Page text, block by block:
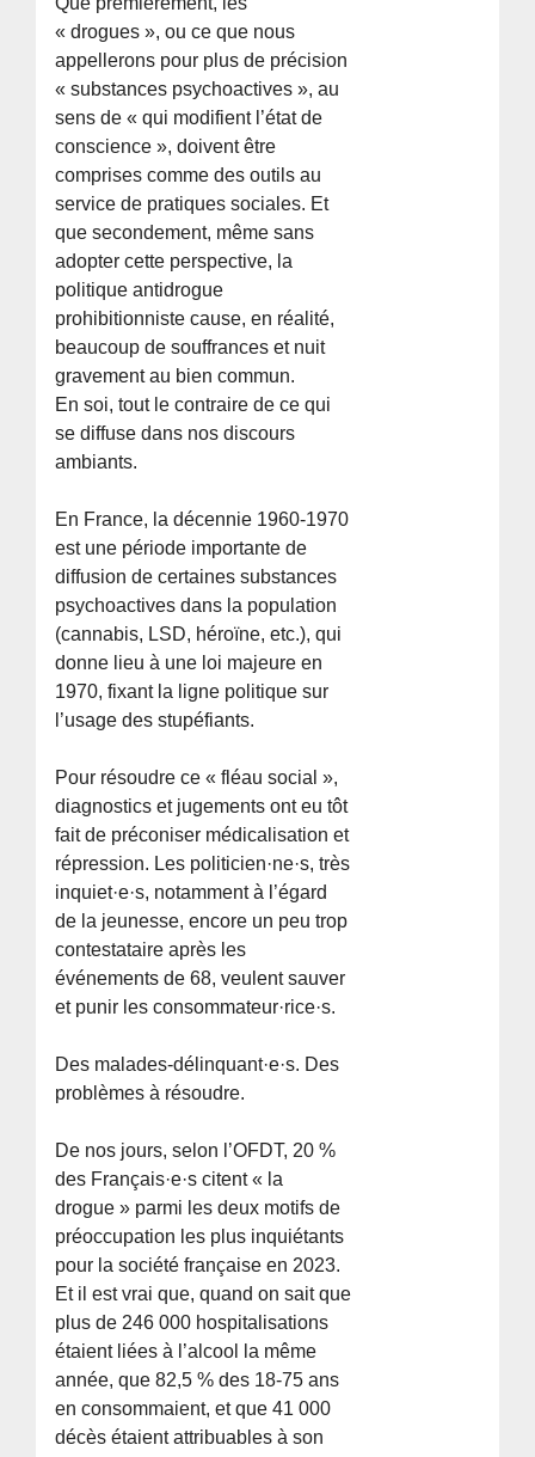
« drogues », ou ce que nous
appellerons pour plus de précision
« substances psychoactives », au
sens de « qui modifient l’état de
conscience », doivent être
comprises comme des outils au
service de pratiques sociales. Et
que secondement, même sans
adopter cette perspective, la
politique antidrogue
prohibitionniste cause, en réalité,
beaucoup de souffrances et nuit
gravement au bien commun.
En soi, tout le contraire de ce qui
se diffuse dans nos discours
ambiants.
En France, la décennie 1960-1970
est une période importante de
diffusion de certaines substances
psychoactives dans la population
(cannabis, LSD, héroïne, etc.), qui
donne lieu à une loi majeure en
1970, fixant la ligne politique sur
l’usage des stupéfiants.
Pour résoudre ce « fléau social »,
diagnostics et jugements ont eu tôt
fait de préconiser médicalisation et
répression. Les politicien·ne·s, très
inquiet·e·s, notamment à l’égard
de la jeunesse, encore un peu trop
contestataire après les
événements de 68, veulent sauver
et punir les consommateur·rice·s.
Des malades-délinquant·e·s. Des
problèmes à résoudre.
De nos jours, selon l’OFDT, 20 %
des Français·e·s citent « la
drogue » parmi les deux motifs de
préoccupation les plus inquiétants
pour la société française en 2023.
Et il est vrai que, quand on sait que
plus de 246 000 hospitalisations
étaient liées à l’alcool la même
année, que 82,5 % des 18-75 ans
en consommaient, et que 41 000
décès étaient attribuables à son